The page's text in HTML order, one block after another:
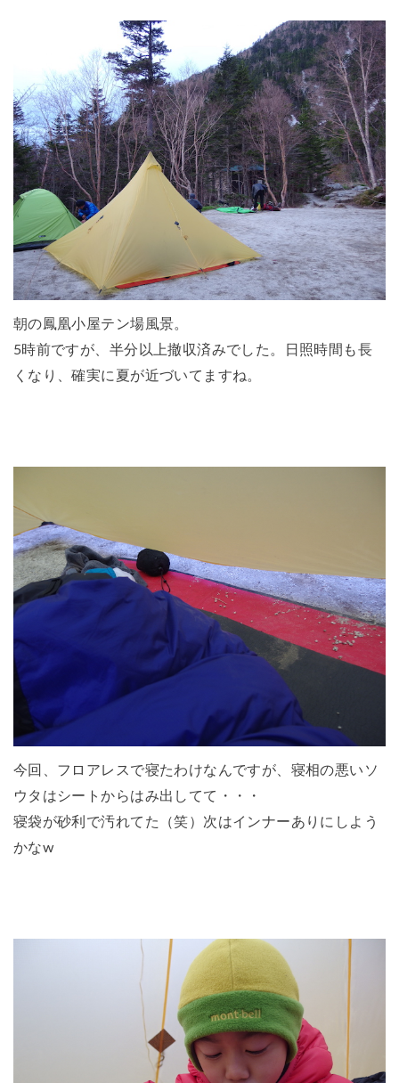
朝の鳳凰小屋テン場風景。
5時前ですが、半分以上撤収済みでした。日照時間も長
くなり、確実に夏が近づいてますね。
今回、フロアレスで寝たわけなんですが、寝相の悪いソ
ウタはシートからはみ出してて・・・
寝袋が砂利で汚れてた（笑）次はインナーありにしよう
かなw